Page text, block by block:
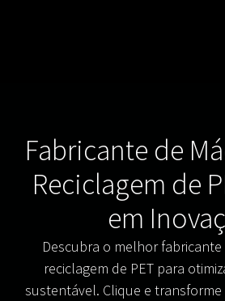
Fabricante de
Reciclagem de
em
Descubra o melhor
reciclagem de PET para
sustentável. Clique e